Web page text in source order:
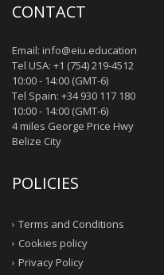
CONTACT
Email: info@eiu.education
Tel USA: +1 (754) 219-4512
10:00 - 14:00 (GMT-6)
Tel Spain: +34 930 117 180
10:00 - 14:00 (GMT-6)
4 miles George Price Hwy
Belize City
POLICIES
Terms and Conditions
Cookies policy
Privacy Policy